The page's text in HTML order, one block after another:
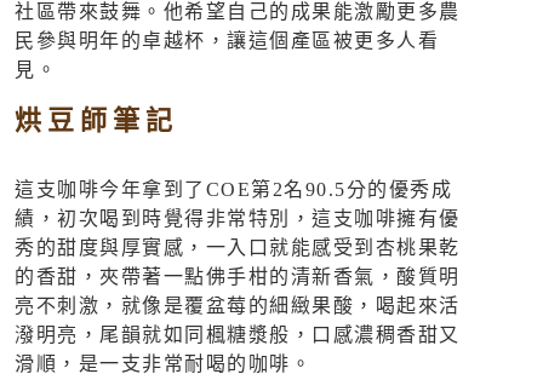
社區帶來鼓舞。他希望自己的成果能激勵更多農
民參與明年的卓越杯，讓這個產區被更多人看
見。
烘豆師筆記
這支咖啡今年拿到了COE第2名90.5分的優秀成
績，初次喝到時覺得非常特別，這支咖啡擁有優
秀的甜度與厚實感，一入口就能感受到杏桃果乾
的香甜，夾帶著一點佛手柑的清新香氣，酸質明
亮不刺激，就像是覆盆莓的細緻果酸，喝起來活
潑明亮，尾韻就如同楓糖漿般，口感濃稠香甜又
滑順，是一支非常耐喝的咖啡。